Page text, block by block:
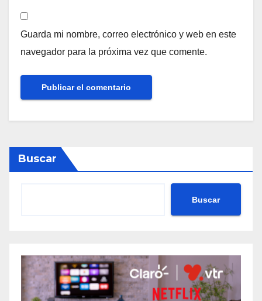
Guarda mi nombre, correo electrónico y web en este
navegador para la próxima vez que comente.
Buscar
Buscar